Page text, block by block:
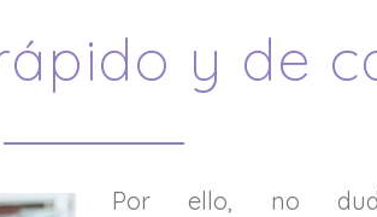
y de
Por ello, no